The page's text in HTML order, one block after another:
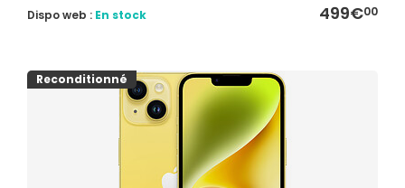
499€00
Dispo web : En stock
Reconditionné